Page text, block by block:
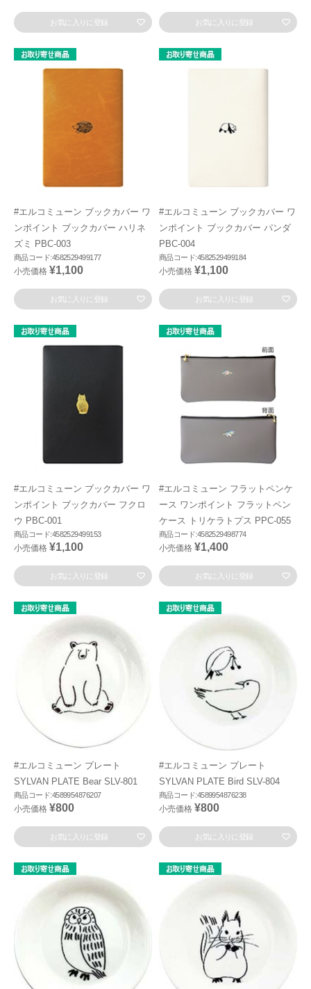
お気に入りに登録 お気に入りに登録
#エルコミューン ブックカバー ワ
ンポイント ブックカバー ハリネ
ズミ PBC-003
商品コード:4582529499177
小売価格 ¥1,100
お気に入りに登録
#エルコミューン ブックカバー ワ
ンポイント ブックカバー パンダ
PBC-004
商品コード:4582529499184
小売価格 ¥1,100
お気に入りに登録
#エルコミューン ブックカバー ワ
ンポイント ブックカバー フクロ
ウ PBC-001
商品コード:4582529499153
小売価格 ¥1,100
お気に入りに登録
#エルコミューン フラットペンケ
ース ワンポイント フラットペン
ケース トリケラトプス PPC-055
商品コード:4582529498774
小売価格 ¥1,400
お気に入りに登録
#エルコミューン プレート
SYLVAN PLATE Bear SLV-801
商品コード:4589954876207
小売価格 ¥800
お気に入りに登録
#エルコミューン プレート
SYLVAN PLATE Bird SLV-804
商品コード:4589954876238
小売価格 ¥800
お気に入りに登録